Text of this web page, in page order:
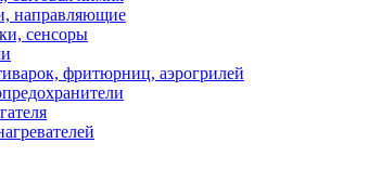
направляющие
сенсоры
фритюрниц, аэрогрилей